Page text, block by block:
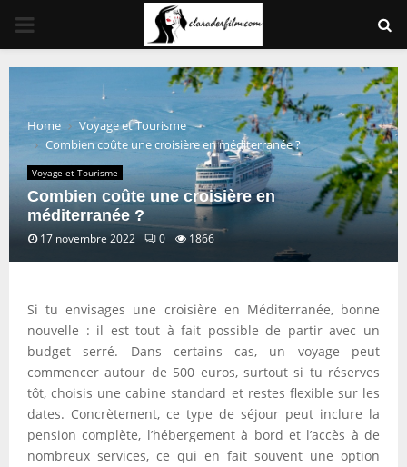
PRIMARY
MENU
Home
Voyage et Tourisme
Combien coûte une croisière en méditerranée ?
Voyage et Tourisme
Combien coûte une croisière en
méditerranée ?
17 novembre 2022 0 1866
Si tu envisages une croisière en Méditerranée, bonne
nouvelle : il est tout à fait possible de partir avec un
budget serré. Dans certains cas, un voyage peut
commencer autour de 500 euros, surtout si tu réserves
tôt, choisis une cabine standard et restes flexible sur les
dates. Concrètement, ce type de séjour peut inclure la
pension complète, l’hébergement à bord et l’accès à de
nombreux services, ce qui en fait souvent une option